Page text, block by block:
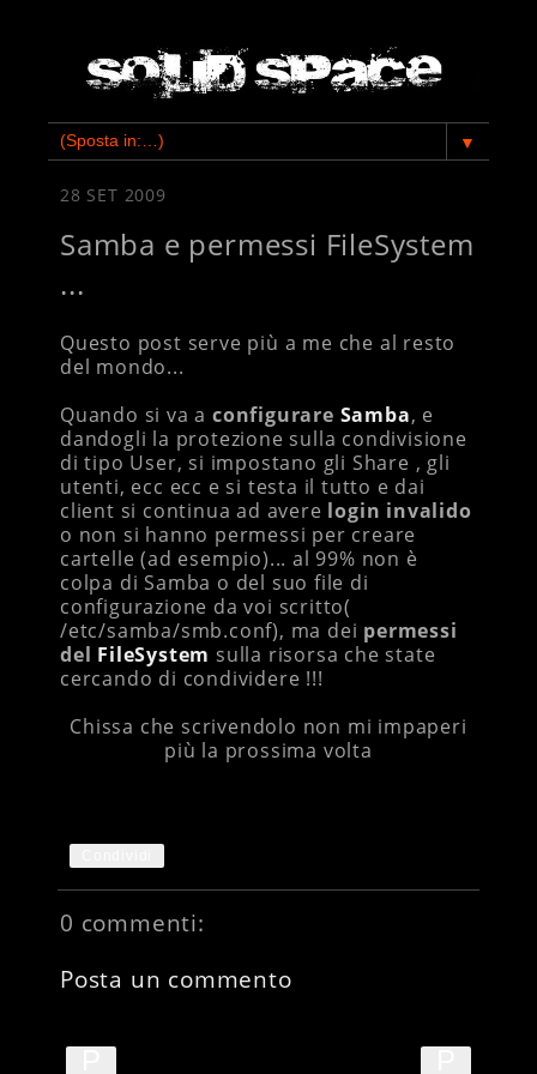
▼
28 SET 2009
Samba e permessi FileSystem
...
Questo post serve più a me che al resto
del mondo...
Quando si va a configurare Samba, e
dandogli la protezione sulla condivisione
di tipo User, si impostano gli Share , gli
utenti, ecc ecc e si testa il tutto e dai
client si continua ad avere login invalido
o non si hanno permessi per creare
cartelle (ad esempio)... al 99% non è
colpa di Samba o del suo file di
configurazione da voi scritto(
/etc/samba/smb.conf), ma dei permessi
del FileSystem sulla risorsa che state
cercando di condividere !!!
Chissa che scrivendolo non mi impaperi
più la prossima volta
0 commenti:
Posta un commento